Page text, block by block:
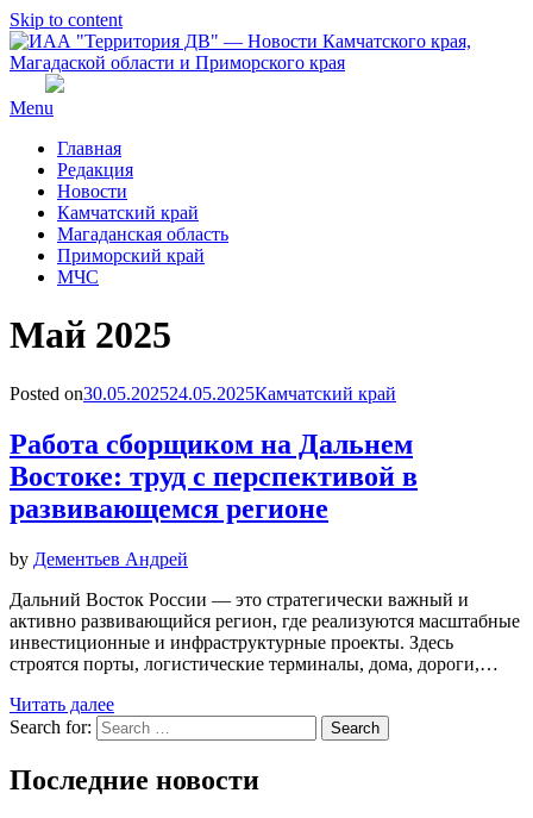
Skip to content
Menu
Главная
Редакция
Новости
Камчатский край
Магаданская область
Приморский край
МЧС
Месяц
:
Май 2025
Posted on30.05.202524.05.2025Камчатский край
Работа сборщиком на Дальнем
Востоке: труд с перспективой в
развивающемся регионе
by Дементьев Андрей
Дальний Восток России — это стратегически важный и
активно развивающийся регион, где реализуются масштабные
инвестиционные и инфраструктурные проекты. Здесь
строятся порты, логистические терминалы, дома, дороги,…
Читать далее
Search for:
Search
Последние новости